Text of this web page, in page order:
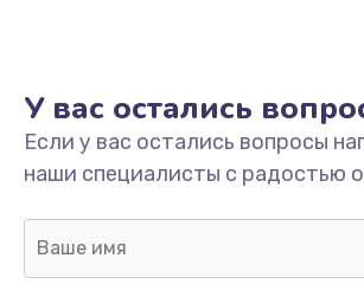
У вас остались
Если у вас остались вопросы
наши специалисты с радостью